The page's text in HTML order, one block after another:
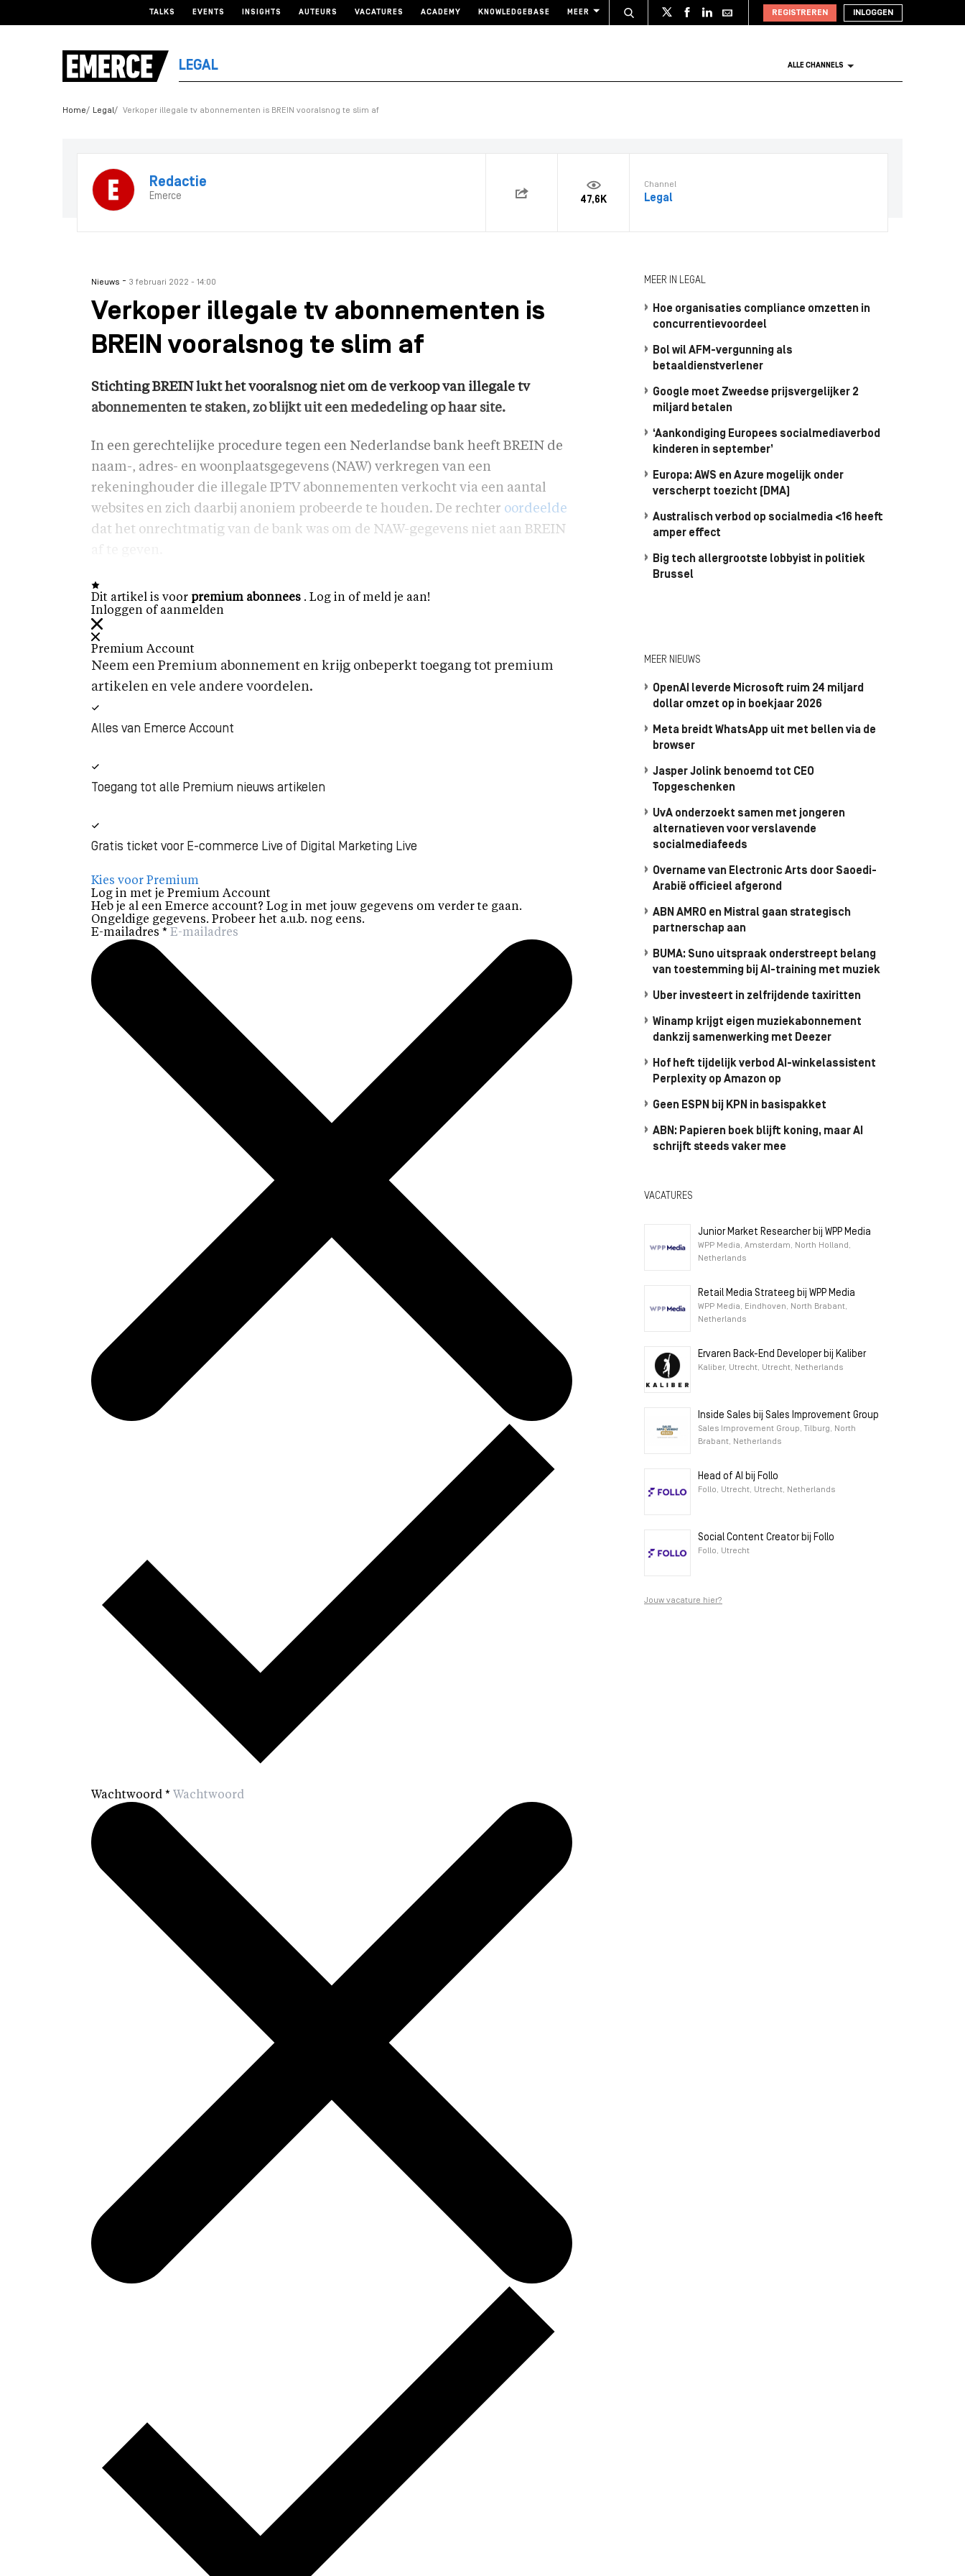
TALKS EVENTS INSIGHTS AUTEURS VACATURES ACADEMY KNOWLEDGEBASE MEER REGISTREREN INLOGGEN
LEGAL ALLE CHANNELS
Home Legal Verkoper illegale tv abonnementen is BREIN vooralsnog te slim af
Redactie
Emerce 47,6K
Channel
Legal
Nieuws - 3 februari 2022 - 14:00
Verkoper illegale tv abonnementen is
BREIN vooralsnog te slim af
Stichting BREIN lukt het vooralsnog niet om de verkoop van illegale tv
abonnementen te staken, zo blijkt uit een mededeling op haar site.
In een gerechtelijke procedure tegen een Nederlandse bank heeft BREIN de
naam-, adres- en woonplaatsgegevens (NAW) verkregen van een
rekeninghouder die illegale IPTV abonnementen verkocht via een aantal
websites en zich daarbij anoniem probeerde te houden. De rechter oordeelde
dat het onrechtmatig van de bank was om de NAW-gegevens niet aan BREIN
Dit artikel is voor premium abonnees . Log in of meld je aan!
Inloggen of aanmelden
Premium Account
Neem een Premium abonnement en krijg onbeperkt toegang tot premium
artikelen en vele andere voordelen.
Alles van Emerce Account
Toegang tot alle Premium nieuws artikelen
Gratis ticket voor E-commerce Live of Digital Marketing Live
Kies voor Premium
Log in met je Premium Account
Heb je al een Emerce account? Log in met jouw gegevens om verder te gaan.
Ongeldige gegevens. Probeer het a.u.b. nog eens.
E-mailadres *
Wachtwoord *
MEER IN LEGAL
Hoe organisaties compliance omzetten in
concurrentievoordeel
Bol wil AFM-vergunning als
betaaldienstverlener
Google moet Zweedse prijsvergelijker 2
miljard betalen
‘Aankondiging Europees socialmediaverbod
kinderen in september’
Europa: AWS en Azure mogelijk onder
verscherpt toezicht (DMA)
Australisch verbod op socialmedia <16 heeft
amper effect
Big tech allergrootste lobbyist in politiek
Brussel
MEER NIEUWS
OpenAI leverde Microsoft ruim 24 miljard
dollar omzet op in boekjaar 2026
Meta breidt WhatsApp uit met bellen via de
browser
Jasper Jolink benoemd tot CEO
Topgeschenken
UvA onderzoekt samen met jongeren
alternatieven voor verslavende
socialmediafeeds
Overname van Electronic Arts door Saoedi-
Arabië officieel afgerond
ABN AMRO en Mistral gaan strategisch
partnerschap aan
BUMA: Suno uitspraak onderstreept belang
van toestemming bij AI-training met muziek
Uber investeert in zelfrijdende taxiritten
Winamp krijgt eigen muziekabonnement
dankzij samenwerking met Deezer
Hof heft tijdelijk verbod AI-winkelassistent
Perplexity op Amazon op
Geen ESPN bij KPN in basispakket
ABN: Papieren boek blijft koning, maar AI
schrijft steeds vaker mee
VACATURES
Junior Market Researcher bij WPP Media
WPP Media, Amsterdam, North Holland,
Netherlands
Retail Media Strateeg bij WPP Media
WPP Media, Eindhoven, North Brabant,
Netherlands
Ervaren Back-End Developer bij Kaliber
Kaliber, Utrecht, Utrecht, Netherlands
Inside Sales bij Sales Improvement Group
Sales Improvement Group, Tilburg, North
Brabant, Netherlands
Head of AI bij Follo
Follo, Utrecht, Utrecht, Netherlands
Social Content Creator bij Follo
Follo, Utrecht
Jouw vacature hier?